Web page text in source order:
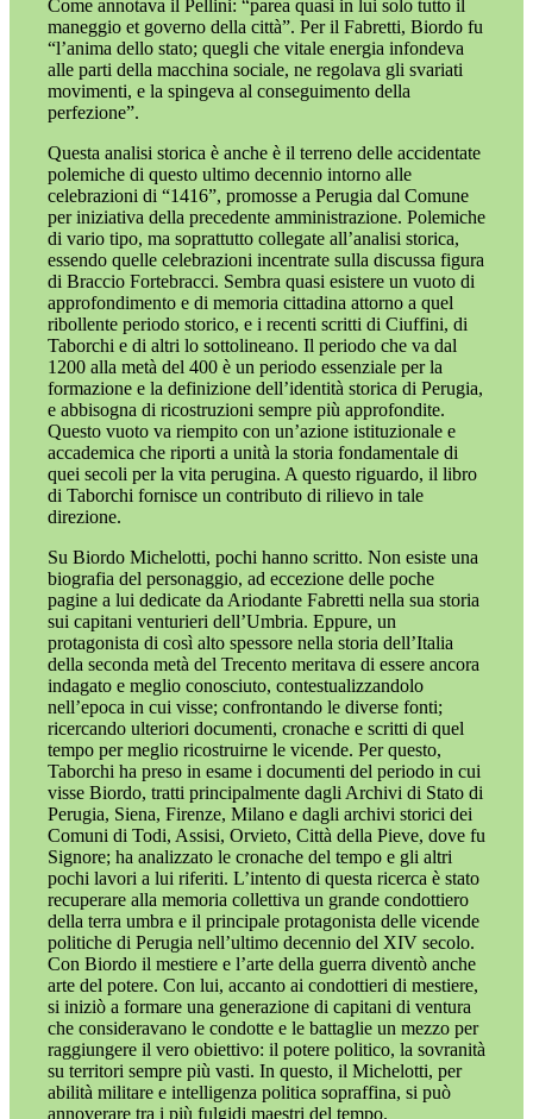
Come annotava il Pellini: “parea quasi in lui solo tutto il
maneggio et governo della città”. Per il Fabretti, Biordo fu
“l’anima dello stato; quegli che vitale energia infondeva
alle parti della macchina sociale, ne regolava gli svariati
movimenti, e la spingeva al conseguimento della
perfezione”.
Questa analisi storica è anche è il terreno delle accidentate
polemiche di questo ultimo decennio intorno alle
celebrazioni di “1416”, promosse a Perugia dal Comune
per iniziativa della precedente amministrazione. Polemiche
di vario tipo, ma soprattutto collegate all’analisi storica,
essendo quelle celebrazioni incentrate sulla discussa figura
di Braccio Fortebracci. Sembra quasi esistere un vuoto di
approfondimento e di memoria cittadina attorno a quel
ribollente periodo storico, e i recenti scritti di Ciuffini, di
Taborchi e di altri lo sottolineano. Il periodo che va dal
1200 alla metà del 400 è un periodo essenziale per la
formazione e la definizione dell’identità storica di Perugia,
e abbisogna di ricostruzioni sempre più approfondite.
Questo vuoto va riempito con un’azione istituzionale e
accademica che riporti a unità la storia fondamentale di
quei secoli per la vita perugina. A questo riguardo, il libro
di Taborchi fornisce un contributo di rilievo in tale
direzione.
Su Biordo Michelotti, pochi hanno scritto. Non esiste una
biografia del personaggio, ad eccezione delle poche
pagine a lui dedicate da Ariodante Fabretti nella sua storia
sui capitani venturieri dell’Umbria. Eppure, un
protagonista di così alto spessore nella storia dell’Italia
della seconda metà del Trecento meritava di essere ancora
indagato e meglio conosciuto, contestualizzandolo
nell’epoca in cui visse; confrontando le diverse fonti;
ricercando ulteriori documenti, cronache e scritti di quel
tempo per meglio ricostruirne le vicende. Per questo,
Taborchi ha preso in esame i documenti del periodo in cui
visse Biordo, tratti principalmente dagli Archivi di Stato di
Perugia, Siena, Firenze, Milano e dagli archivi storici dei
Comuni di Todi, Assisi, Orvieto, Città della Pieve, dove fu
Signore; ha analizzato le cronache del tempo e gli altri
pochi lavori a lui riferiti. L’intento di questa ricerca è stato
recuperare alla memoria collettiva un grande condottiero
della terra umbra e il principale protagonista delle vicende
politiche di Perugia nell’ultimo decennio del XIV secolo.
Con Biordo il mestiere e l’arte della guerra diventò anche
arte del potere. Con lui, accanto ai condottieri di mestiere,
si iniziò a formare una generazione di capitani di ventura
che consideravano le condotte e le battaglie un mezzo per
raggiungere il vero obiettivo: il potere politico, la sovranità
su territori sempre più vasti. In questo, il Michelotti, per
abilità militare e intelligenza politica sopraffina, si può
annoverare tra i più fulgidi maestri del tempo.